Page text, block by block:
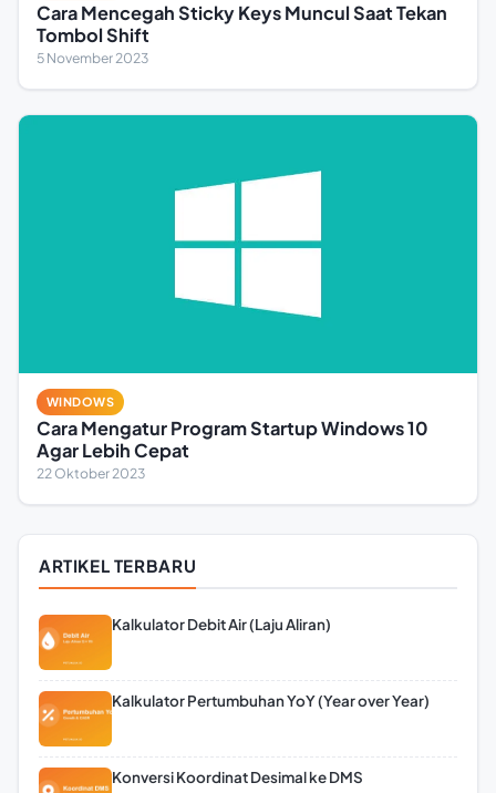
Cara Mencegah Sticky Keys Muncul Saat Tekan
Tombol Shift
5 November 2023
WINDOWS
Cara Mengatur Program Startup Windows 10
Agar Lebih Cepat
22 Oktober 2023
ARTIKEL TERBARU
Kalkulator Debit Air (Laju Aliran)
Kalkulator Pertumbuhan YoY (Year over Year)
Konversi Koordinat Desimal ke DMS